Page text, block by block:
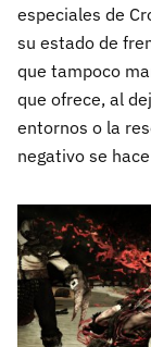
especiales de
su estado de
que tampoco
que ofrece, al
entornos o la
negativo se